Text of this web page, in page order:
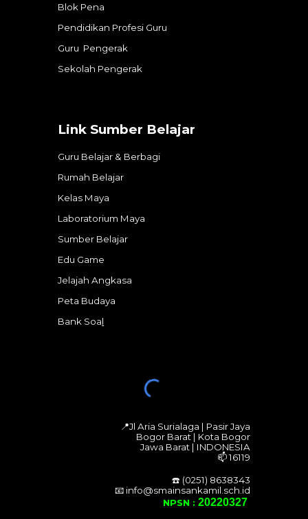
Blok Pena
Pendidikan Profesi Guru
Guru Pengerak
Sekolah Pengerak
LinkSumber Belajar
Guru Belajar & Berbagi
Rumah Belajar
Kelas Maya
Laboratorium Maya
Sumber Belajar
Edu Game
Jelajah Angkasa
Peta Budaya
Bank Soal
📍Jl Aria Surialaga | Pasir Jaya
Bogor Barat | Kota Bogor
Jawa Barat | INDONESIA
📫16119
☎️ (0251) 8638343
📧 info@smainsankamil.sch.id
NPSN : 20220327